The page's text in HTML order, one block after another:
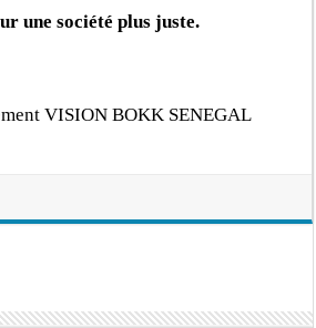
une société plus juste.
VISION BOKK SENEGAL